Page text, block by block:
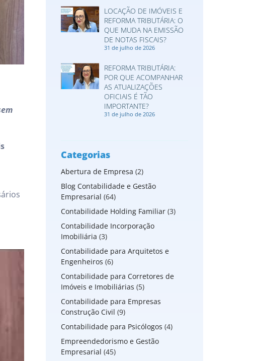
LOCAÇÃO DE IMÓVEIS E
REFORMA TRIBUTÁRIA: O
QUE MUDA NA EMISSÃO
DE NOTAS FISCAIS?
31 de julho de 2026
REFORMA TRIBUTÁRIA:
POR QUE ACOMPANHAR
AS ATUALIZAÇÕES
OFICIAIS É TÃO
IMPORTANTE?
31 de julho de 2026
Categorias
Abertura de Empresa (2)
Blog Contabilidade e Gestão
Empresarial (64)
Contabilidade Holding Familiar (3)
Contabilidade Incorporação
Imobiliária (3)
Contabilidade para Arquitetos e
Engenheiros (6)
Contabilidade para Corretores de
Imóveis e Imobiliárias (5)
Contabilidade para Empresas
Construção Civil (9)
Contabilidade para Psicólogos (4)
Empreendedorismo e Gestão
Empresarial (45)